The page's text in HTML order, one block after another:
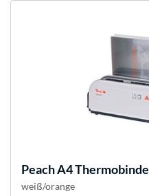
PeachA4
weiß/orange